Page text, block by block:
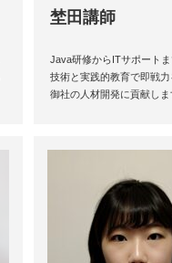
埜田講師
Java研修からITサポート
技術と実践的教育で即戦力
御社の人材開発に貢献しま